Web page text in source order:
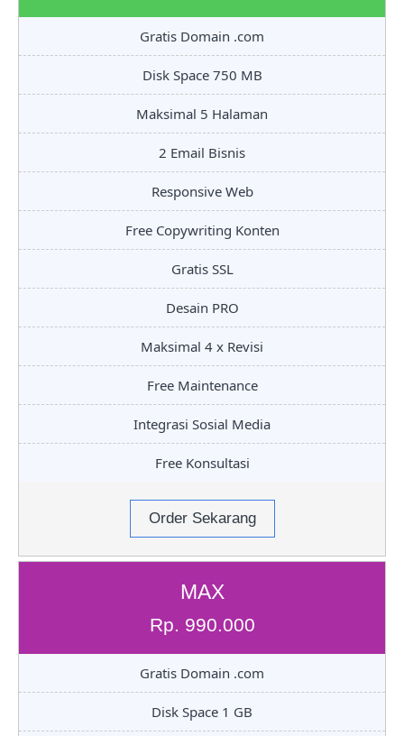
Gratis Domain .com
Disk Space 750 MB
Maksimal 5 Halaman
2 Email Bisnis
Responsive Web
Free Copywriting Konten
Gratis SSL
Desain PRO
Maksimal 4 x Revisi
Free Maintenance
Integrasi Sosial Media
Free Konsultasi
Order Sekarang
MAX
Rp. 990.000
Gratis Domain .com
Disk Space 1 GB